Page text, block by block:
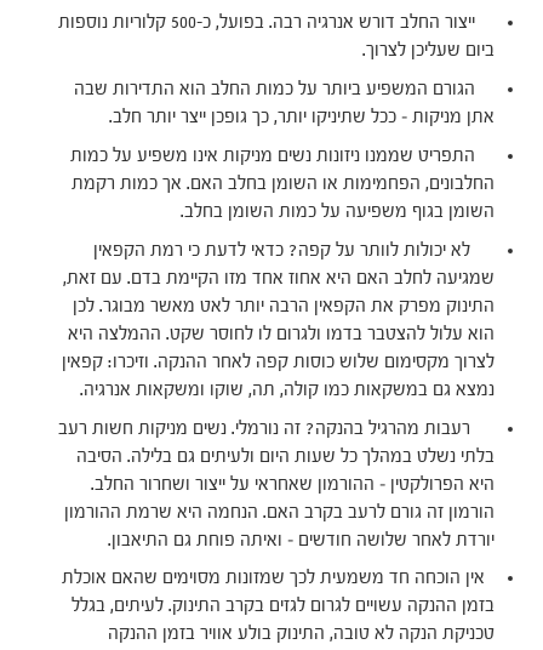
ייצור החלב דורש אנרגיה רבה. בפועל, כ-500 קלוריות נוספות
ביום שעליכן לצרוך.
הגורם המשפיע ביותר על כמות החלב הוא התדירות שבה
אתן מניקות – ככל שתיניקו יותר, כך גופכן ייצר יותר חלב.
התפריט שממנו ניזונות נשים מניקות אינו משפיע על כמות
החלבונים, הפחמימות או השומן בחלב האם. אך כמות רקמת
השומן בגוף משפיעה על כמות השומן בחלב.
לא יכולות לוותר על קפה? כדאי לדעת כי רמת הקפאין
שמגיעה לחלב האם היא אחוז אחד מזו הקיימת בדם. עם זאת,
התינוק מפרק את הקפאין הרבה יותר לאט מאשר מבוגר. לכן
הוא עלול להצטבר בדמו ולגרום לו לחוסר שקט. ההמלצה היא
לצרוך מקסימום שלוש כוסות קפה לאחר ההנקה. וזיכרו: קפאין
נמצא גם במשקאות כמו קולה, תה, שוקו ומשקאות אנרגיה.
רעבות מהרגיל בהנקה? זה נורמלי. נשים מניקות חשות רעב
בלתי נשלט במהלך כל שעות היום ולעיתים גם בלילה. הסיבה
היא הפרולקטין – ההורמון שאחראי על ייצור ושחרור החלב.
הורמון זה גורם לרעב בקרב האם. הנחמה היא שרמת ההורמון
יורדת לאחר שלושה חודשים – ואיתה פוחת גם התיאבון.
אין הוכחה חד משמעית לכך שמזונות מסוימים שהאם אוכלת
בזמן ההנקה עשויים לגרום לגזים בקרב התינוק. לעיתים, בגלל
טכניקת הנקה לא טובה, התינוק בולע אוויר בזמן ההנקה